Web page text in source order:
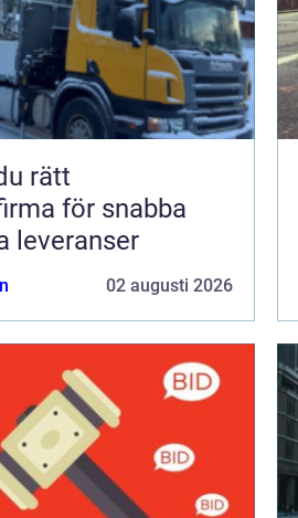
rätt
för snabba
leveranser
02 augusti 2026